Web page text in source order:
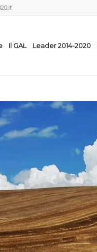
Il GAL Leader 2014-2020